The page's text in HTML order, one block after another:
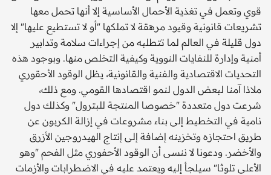
قوي وتعمل في تغذية الأحمال الأساسية إلا أنها تحمل معها
تشريعات قانونية وقيود مرهقة لا تملكها "أو لا تستطيع عليها" إلا
دول قليلة في العالم لما تتطلبه من إجراءات سلامة وتدابير
أمنية وإدارة للنفايات النووية وكيفية التخلص منها. وبوجود هذه
التحديات الاقتصادية والفنية والقانونية، يظل الوقود الأحقوري
ملاذا آمنا لبعض الدول لنمو اقتصادها القومي. ومع ذلك،
شرعت دول متعددة "خصوصا المنتجة للبترول" وكذلك دول
نامية في التخطيط إلى بناء مشروعات في إزالة الكربون عن
طريق احتجازه وتخزينه إضافة إلى إنتاج الهيدروجين الأزرق
والأخضر. ودعونا لا ننسى أن الوقود الأحفوري مثل الفحم "وهو
الأعلى تلوثا" سيـلجأ إليه ويعتمد عليه في الاضطرابات والأزمات